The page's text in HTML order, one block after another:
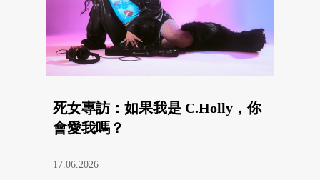
死女專訪：如果我是 C.Holly，你
會愛我嗎？
17.06.2026